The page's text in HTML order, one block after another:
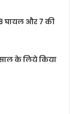
घायल और 7 की
के लिये किया